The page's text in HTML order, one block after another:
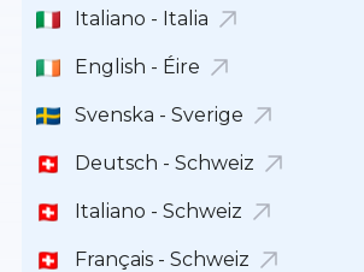
Italiano - Italia
English - Éire
Svenska - Sverige
Deutsch - Schweiz
Italiano - Schweiz
Français - Schweiz